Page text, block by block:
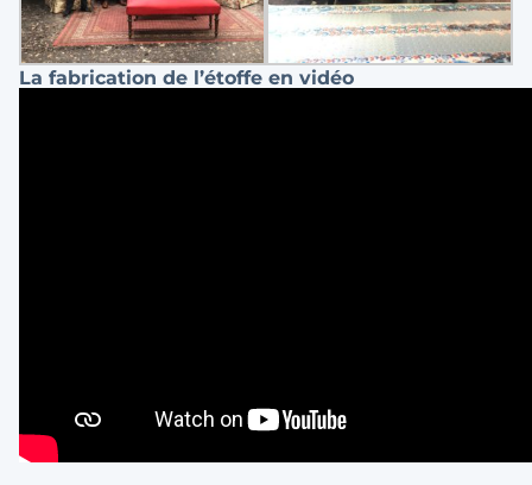
La fabrication de l’étoffe en vidéo